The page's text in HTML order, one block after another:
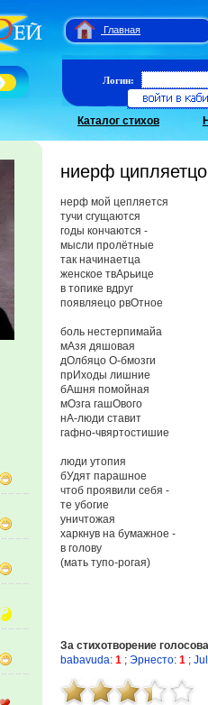
Главная
Логин:
Каталог стихов
ниерф ципляетцо
нерф мой цепляется
тучи сгущаются
годы кончаются -
мысли пролётные
так начинаетца
женское твАрьице
в топике вдруг
появляецо рвОтное
боль нестерпимайа
мАзя дяшовая
дОлбяцо О-бмозги
прИходы лишние
бАшня помойная
мОзга гашОвого
нА-люди ставит
гафно-чвяртостишие
люди утопия
бУдят парашное
чтоб проявили себя -
те убогие
уничтожая
харкнув на бумажное -
в голову
(мать тупо-рогая)
За стихотворение
babavuda: 1 ; Эрнесто: 1 ;